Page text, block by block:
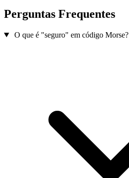
Perguntas Frequentes
O que é "seguro" em código Morse?